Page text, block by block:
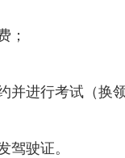
进行考试（换领
驶证。